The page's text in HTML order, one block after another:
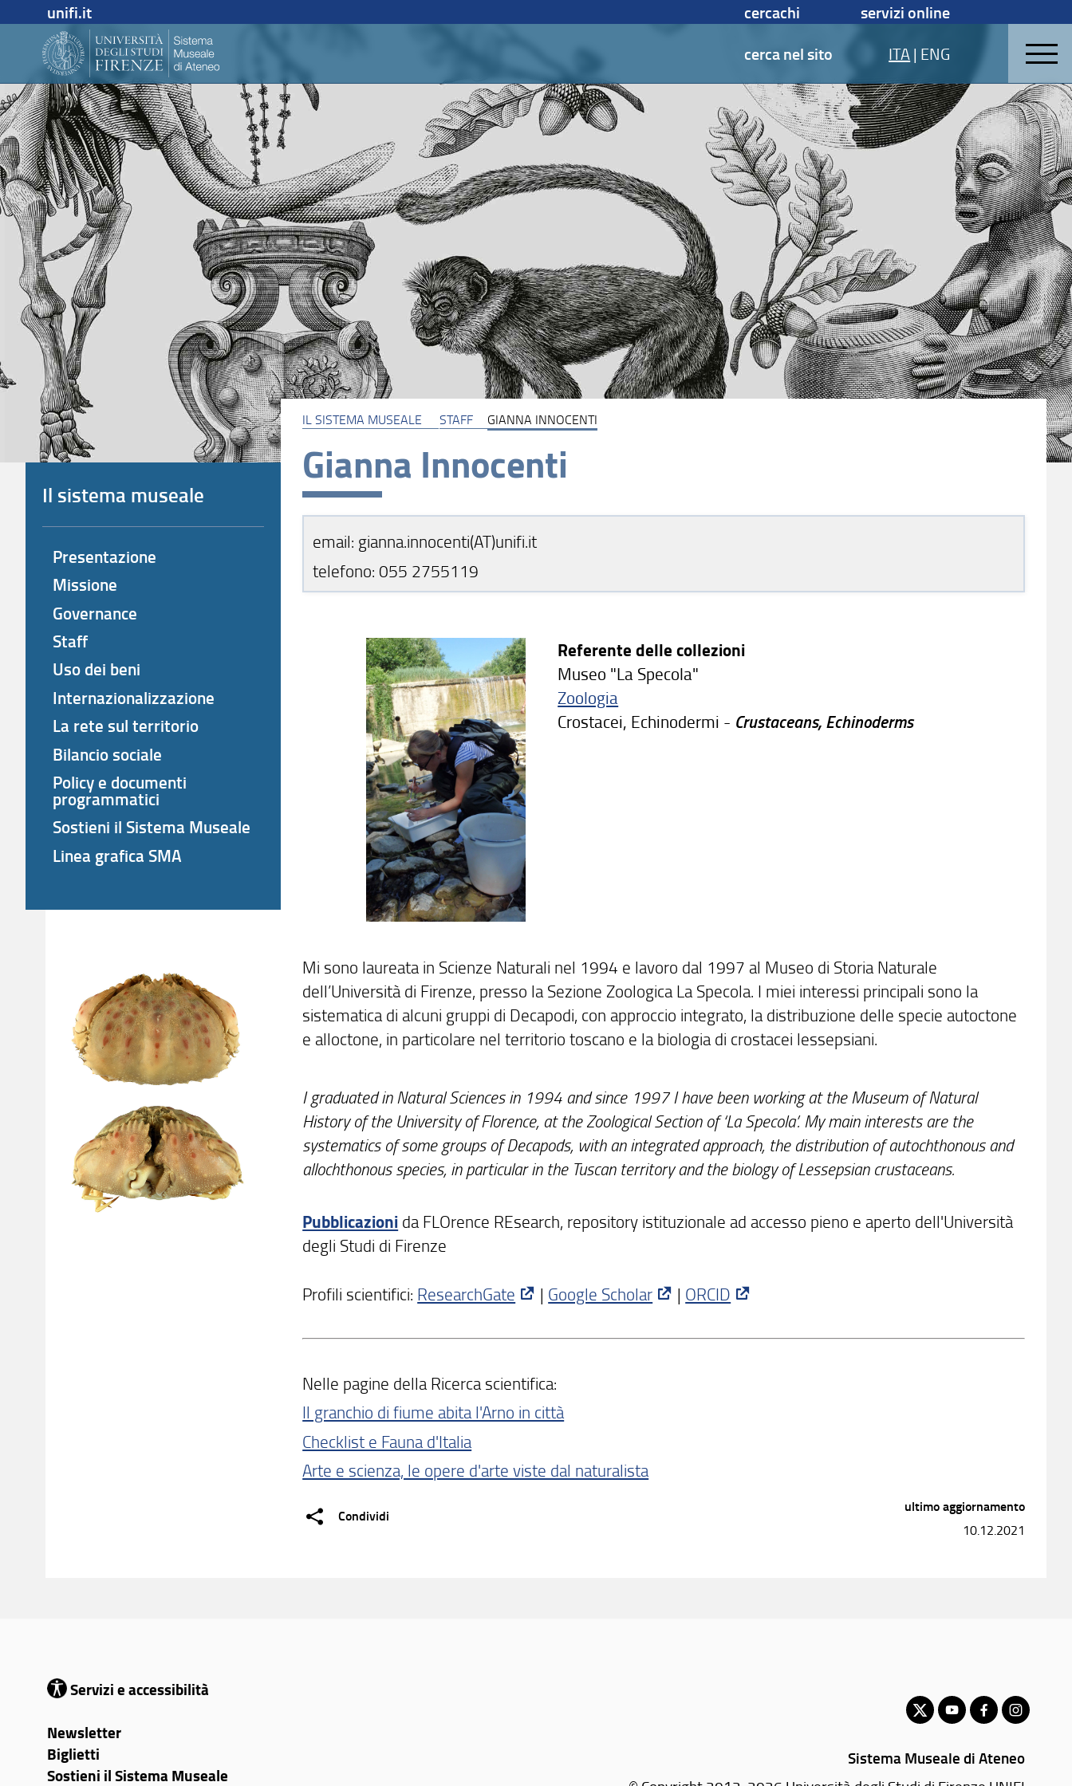
unifi.it cercachi
servizi online
cerca nel sito
ITA| ENG
IL SISTEMA MUSEALE STAFF GIANNA INNOCENTI
Gianna Innocenti
email: gianna.innocenti(AT)unifi.it
telefono: 055 2755119
Referente delle collezioni
Museo "La Specola"
Zoologia
Crostacei, Echinodermi - Crustaceans, Echinoderms
Mi sono laureata in Scienze Naturali nel 1994 e lavoro dal 1997 al Museo di Storia Naturale
dell’Università di Firenze, presso la Sezione Zoologica La Specola. I miei interessi principali sono la
sistematica di alcuni gruppi di Decapodi, con approccio integrato, la distribuzione delle specie autoctone
e alloctone, in particolare nel territorio toscano e la biologia di crostacei lessepsiani.
I graduated in Natural Sciences in 1994 and since 1997 I have been working at the Museum of Natural
History of the University of Florence, at the Zoological Section of ‘La Specola’. My main interests are the
systematics of some groups of Decapods, with an integrated approach, the distribution of autochthonous and
allochthonous species, in particular in the Tuscan territory and the biology of Lessepsian crustaceans.
Pubblicazioni da FLOrence REsearch, repository istituzionale ad accesso pieno e aperto dell'Università
degli Studi di Firenze
Profili scientifici: ResearchGate | Google Scholar | ORCID
Nelle pagine della Ricerca scientifica:
Il granchio di fiume abita l'Arno in città
Checklist e Fauna d'Italia
Arte e scienza, le opere d'arte viste dal naturalista
Condividi
Il sistema museale
Presentazione
Missione
Governance
Staff
Uso dei beni
Internazionalizzazione
La rete sul territorio
Bilancio sociale
Policy e documenti
programmatici
Sostieni il Sistema Museale
Linea grafica SMA
ultimo aggiornamento
10.12.2021
Servizi e accessibilità
Newsletter
Biglietti
Sostieni il Sistema Museale
Sistema Museale di Ateneo